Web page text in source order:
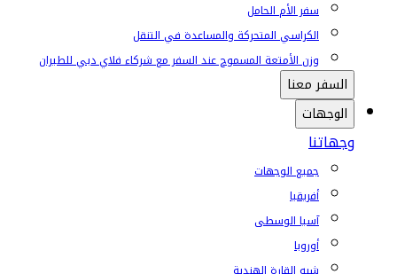
سفر الأم الحامل
الكراسي المتحركة والمساعدة في التنقل
وزن الأمتعة المسموح عند السفر مع شركاء فلاي دبي للطيران
السفر معنا
الوجهات
وجهاتنا
جميع الوجهات
أفريقيا
آسيا الوسطى
أوروبا